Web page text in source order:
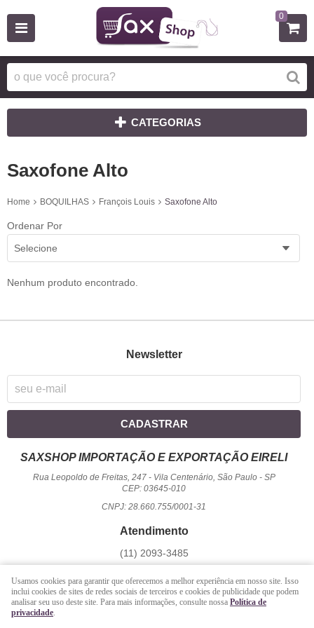
0
CATEGORIAS
Saxofone Alto
Home BOQUILHAS François Louis Saxofone Alto
Ordenar Por
Selecione
Nenhum produto encontrado.
Newsletter
CADASTRAR
SAXSHOP IMPORTAÇÃO E EXPORTAÇÃO EIRELI
Rua Leopoldo de Freitas, 247- Vila Centenário, São Paulo- SP
CEP: 03645-010
CNPJ: 28.660.755/0001-31
Atendimento
(11) 2093-3485
Seg a Sex - 09 hrs às 17:00 hrs / Sáb - 09 hrs às 13 hrs.
atendimento@saxshop.com.br
Usamos cookies para garantir que oferecemos a melhor experiência em nosso site. Isso
inclui cookies de sites de redes sociais de terceiros e cookies de publicidade que podem
analisar seu uso deste site. Para mais informações, consulte nossa Política de
privacidade.